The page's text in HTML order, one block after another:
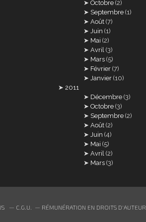
Octobre (2)
Septembre (1)
Août (7)
Juin (1)
Mai (2)
Avril (3)
Mars (5)
Février (7)
Janvier (10)
2011
Décembre (3)
Octobre (3)
Septembre (2)
Août (2)
Juin (4)
Mai (5)
Avril (2)
Mars (3)
C.G.U. RÉMUNÉRATION EN DROITS D'AUTEUR